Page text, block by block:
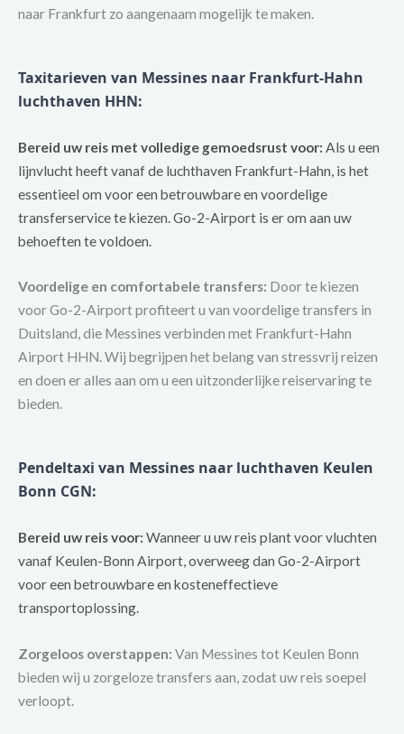
naar Frankfurt zo aangenaam mogelijk te maken.
Taxitarieven van Messines naar Frankfurt-Hahn
luchthaven HHN:
Bereid uw reis met volledige gemoedsrust voor: Als u een
lijnvlucht heeft vanaf de luchthaven Frankfurt-Hahn, is het
essentieel om voor een betrouwbare en voordelige
transferservice te kiezen. Go-2-Airport is er om aan uw
behoeften te voldoen.
Voordelige en comfortabele transfers: Door te kiezen
voor Go-2-Airport profiteert u van voordelige transfers in
Duitsland, die Messines verbinden met Frankfurt-Hahn
Airport HHN. Wij begrijpen het belang van stressvrij reizen
en doen er alles aan om u een uitzonderlijke reiservaring te
bieden.
Pendeltaxi van Messines naar luchthaven Keulen
Bonn CGN:
Bereid uw reis voor: Wanneer u uw reis plant voor vluchten
vanaf Keulen-Bonn Airport, overweeg dan Go-2-Airport
voor een betrouwbare en kosteneffectieve
transportoplossing.
Zorgeloos overstappen: Van Messines tot Keulen Bonn
bieden wij u zorgeloze transfers aan, zodat uw reis soepel
verloopt.